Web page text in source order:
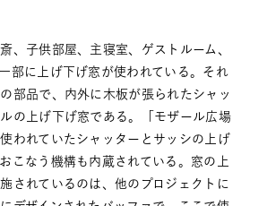
、子供部屋、主寝室、ゲストルーム、
部に上げ下げ窓が使われている。それ
部品で、内外に木板が張られたシャッ
の上げ下げ窓である。「モザール広場
われていたシャッターとサッシの上げ
こなう機構も内蔵されている。窓の上
されているのは、他のプロジェクトに